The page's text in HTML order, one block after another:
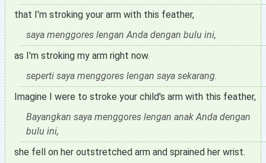
that I'm stroking your arm with this feather,
saya menggores lengan Anda dengan bulu ini,
as I'm stroking my arm right now.
seperti saya menggores lengan saya sekarang.
Imagine I were to stroke your child's arm with this feather,
Bayangkan saya menggores lengan anak Anda dengan
bulu ini,
she fell on her outstretched arm and sprained her wrist.